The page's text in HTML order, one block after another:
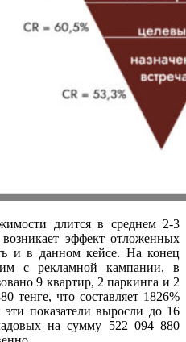
длится в среднем 2-3
эффект отложенных
и в данном кейсе. На конец
с рекламной кампании, в
9 квартир, 2 паркинга и 2
тенге, что составляет 1826%
показатели выросли до 16
на сумму 522 094 880